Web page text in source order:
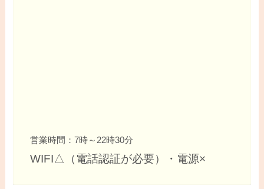
営業時間：7時～22時30分
WIFI△（電話認証が必要）・電源×